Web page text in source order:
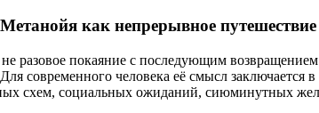
как непрерывное путешествие
разовое покаяние с последующим
современного человека её смысл
схем, социальных ожиданий, сиюминутных